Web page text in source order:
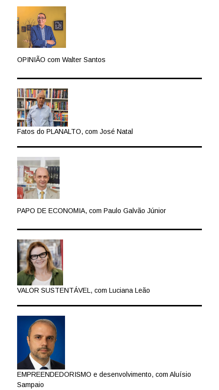
OPINIÃO com Walter Santos
Fatos do PLANALTO, com José Natal
PAPO DE ECONOMIA, com Paulo Galvão Júnior
VALOR SUSTENTÁVEL, com Luciana Leão
EMPREENDEDORISMO e desenvolvimento, com Aluísio
Sampaio